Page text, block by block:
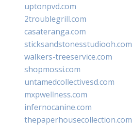
uptonpvd.com
2troublegrill.com
casateranga.com
sticksandstonesstudiooh.com
walkers-treeservice.com
shopmossi.com
untamedcollectivesd.com
mxpwellness.com
infernocanine.com
thepaperhousecollection.com